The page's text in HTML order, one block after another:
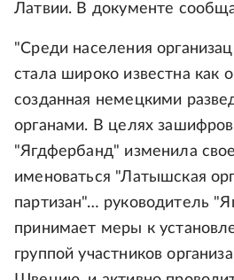
Латвии. В документе
"Среди населения
стала широко известна как
созданная немецкими
органами. В целях
"Ягдфербанд" изменила
именоваться "Латышская
партизан"… руководитель
принимает меры к
группой участников